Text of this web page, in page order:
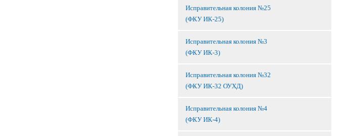
Исправительная колония №25
(ФКУ ИК-25)
Исправительная колония №3
(ФКУ ИК-3)
Исправительная колония №32
(ФКУ ИК-32 ОУХД)
Исправительная колония №4
(ФКУ ИК-4)